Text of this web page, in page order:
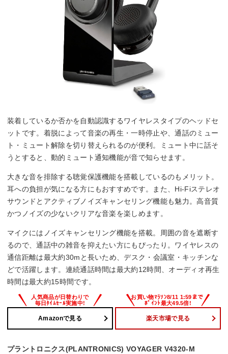
装着しているか否かを自動認識するワイヤレスタイプのヘッドセ
ットです。着脱によって音楽の再生・一時停止や、通話のミュー
ト・ミュート解除を切り替えられるのが便利。ミュート中に話そ
うとすると、動的ミュート通知機能が音で知らせます。
大きな音を排除する聴覚保護機能を搭載しているのもメリット。
耳への負担が気になる方にもおすすめです。また、Hi-Fiステレオ
サウンドとアクティブノイズキャンセリング機能も魅力。高音質
かつノイズの少ないクリアな音楽を楽しめます。
マイクにはノイズキャンセリング機能を搭載。周囲の音を遮断す
るので、通話中の雑音を抑えたい方にもぴったり。ワイヤレスの
通信距離は最大約30mと長いため、デスク・会議室・キッチンな
どで活躍します。連続通話時間は最大約12時間、オーディオ再生
時間は最大約15時間です。
Amazonで見る 楽天市場で見る
プラントロニクス(PLANTRONICS) VOYAGER V4320-M